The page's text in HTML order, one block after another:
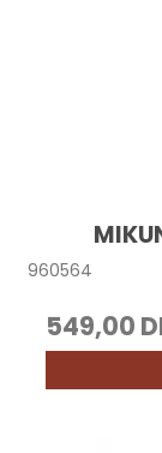
960564
549,00